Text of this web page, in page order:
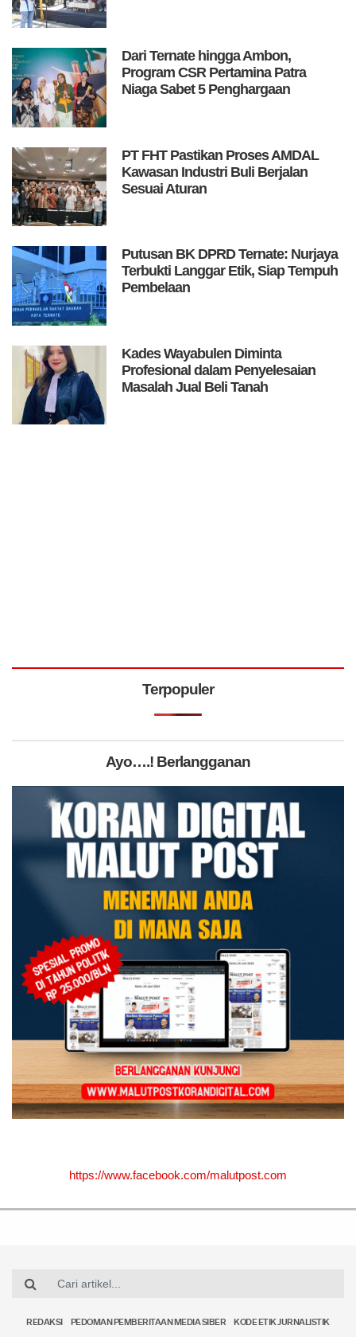
Dari Ternate hingga Ambon,
Program CSR Pertamina Patra
Niaga Sabet 5 Penghargaan
PT FHT Pastikan Proses AMDAL
Kawasan Industri Buli Berjalan
Sesuai Aturan
Putusan BK DPRD Ternate: Nurjaya
Terbukti Langgar Etik, Siap Tempuh
Pembelaan
Kades Wayabulen Diminta
Profesional dalam Penyelesaian
Masalah Jual Beli Tanah
Terpopuler
Ayo….! Berlangganan
https://www.facebook.com/malutpost.com
REDAKSI PEDOMAN PEMBERITAAN MEDIA SIBER KODE ETIK JURNALISTIK